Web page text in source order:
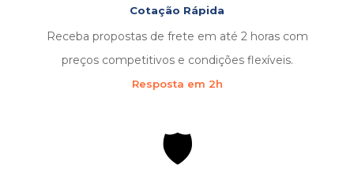
Cotação Rápida
Receba propostas de frete em até 2 horas com
preços competitivos e condições flexíveis.
Resposta em 2h
🛡️